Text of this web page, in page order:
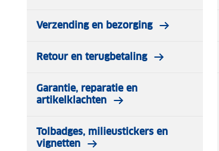
Verzending en bezorging
Retour en terugbetaling
Garantie, reparatie en
artikelklachten
Tolbadges, milieustickers en
vignetten